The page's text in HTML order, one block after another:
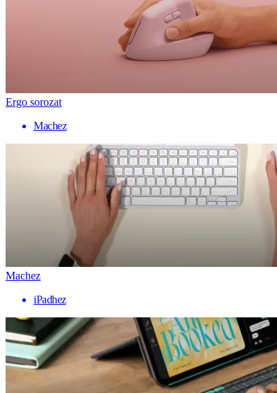
Ergo sorozat
Machez
Machez
iPadhez